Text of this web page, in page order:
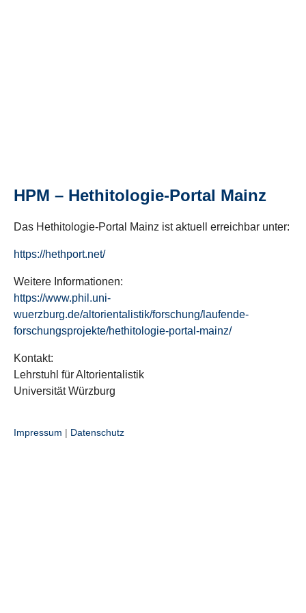
HPM – Hethitologie-Portal Mainz
Das Hethitologie-Portal Mainz ist aktuell erreichbar unter:
https://hethport.net/
Weitere Informationen:
https://www.phil.uni-
wuerzburg.de/altorientalistik/forschung/laufende-
forschungsprojekte/hethitologie-portal-mainz/
Kontakt:
Lehrstuhl für Altorientalistik
Universität Würzburg
Impressum | Datenschutz